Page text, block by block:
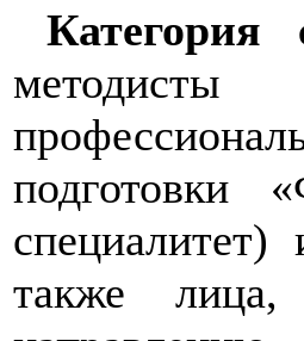
Категория
подготовки
также